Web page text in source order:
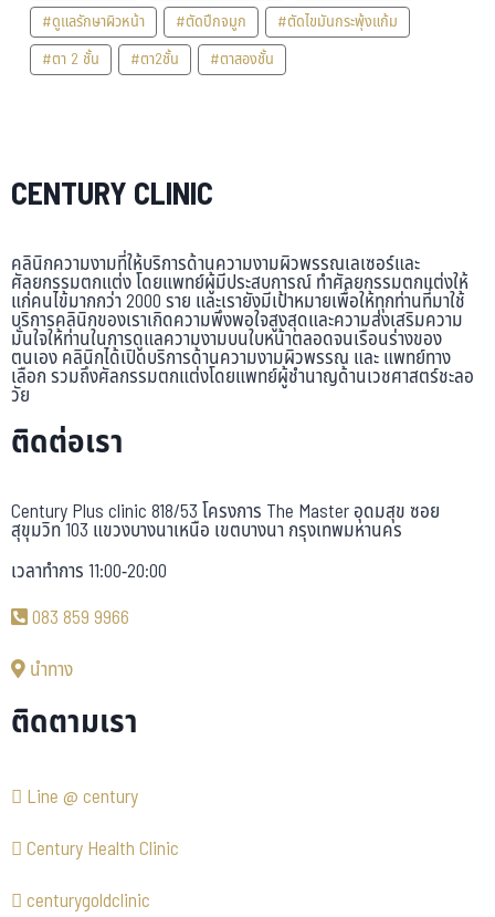
#ดูแลรักษาผิวหน้า
#ตัดปีกจมูก
#ตัดไขมันกระพุ้งแก้ม
#ตา 2 ชั้น
#ตา2ชั้น #ตาสองชั้น
CENTURY CLINIC
คลินิกความงามที่ให้บริการด้านความงามผิวพรรณเลเซอร์และ
ศัลยกรรมตกแต่ง โดยแพทย์ผู้มีประสบการณ์ ทำศัลยกรรมตกแต่งให้
แก่คนไข้มากกว่า 2000 ราย และเรายังมีเป้าหมายเพื่อให้ทุกท่านที่มาใช้
บริการคลินิกของเราเกิดความพึงพอใจสูงสุดและความส่งเสริมความ
มั่นใจให้ท่านในการดูแลความงามบนใบหน้าตลอดจนเรือนร่างของ
ตนเอง คลินิกได้เปิดบริการด้านความงามผิวพรรณ และ แพทย์ทาง
เลือก รวมถึงศัลกรรมตกแต่งโดยแพทย์ผู้ชำนาญด้านเวชศาสตร์ชะลอ
วัย
ติดต่อเรา
Century Plus clinic 818/53 โครงการ The Master อุดมสุข ซอย
สุขุมวิท 103 แขวงบางนาเหนือ เขตบางนา กรุงเทพมหานคร
เวลาทำการ 11:00-20:00
083 859 9966
นำทาง
ติดตามเรา
Line @ century
Century Health Clinic
centurygoldclinic